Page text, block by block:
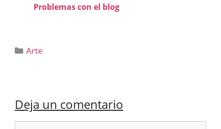
Problemas con el blog
Categorías
Arte
Deja un comentario